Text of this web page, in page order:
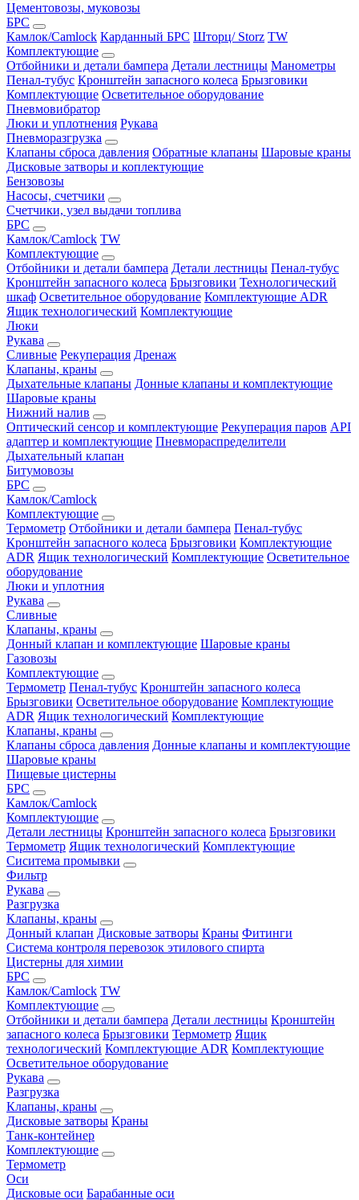
Цементовозы, муковозы
БРС
Камлок/Camlock Карданный БРС Шторц/ Storz TW
Комплектующие
Отбойники и детали бампера Детали лестницы Манометры
Пенал-тубус Кронштейн запасного колеса Брызговики
Комплектующие Осветительное оборудование
Пневмовибратор
Люки и уплотнения Рукава
Пневморазгрузка
Клапаны сброса давления Обратные клапаны Шаровые краны
Дисковые затворы и коплектующие
Бензовозы
Насосы, счетчики
Счетчики, узел выдачи топлива
БРС
Камлок/Camlock TW
Комплектующие
Отбойники и детали бампера Детали лестницы Пенал-тубус
Кронштейн запасного колеса Брызговики Технологический
шкаф Осветительное оборудование Комплектующие ADR
Ящик технологический Комплектующие
Люки
Рукава
Сливные Рекуперация Дренаж
Клапаны, краны
Дыхательные клапаны Донные клапаны и комплектующие
Шаровые краны
Нижний налив
Оптический сенсор и комплектующие Рекуперация паров API
адаптер и комплектующие Пневмораспределители
Дыхательный клапан
Битумовозы
БРС
Камлок/Camlock
Комплектующие
Термометр Отбойники и детали бампера Пенал-тубус
Кронштейн запасного колеса Брызговики Комплектующие
ADR Ящик технологический Комплектующие Осветительное
оборудование
Люки и уплотния
Рукава
Сливные
Клапаны, краны
Донный клапан и комплектующие Шаровые краны
Газовозы
Комплектующие
Термометр Пенал-тубус Кронштейн запасного колеса
Брызговики Осветительное оборудование Комплектующие
ADR Ящик технологический Комплектующие
Клапаны, краны
Клапаны сброса давления Донные клапаны и комплектующие
Шаровые краны
Пищевые цистерны
БРС
Камлок/Camlock
Комплектующие
Детали лестницы Кронштейн запасного колеса Брызговики
Термометр Ящик технологический Комплектующие
Сиситема промывки
Фильтр
Рукава
Разгрузка
Клапаны, краны
Донный клапан Дисковые затворы Краны Фитинги
Система контроля перевозок этилового спирта
Цистерны для химии
БРС
Камлок/Camlock TW
Комплектующие
Отбойники и детали бампера Детали лестницы Кронштейн
запасного колеса Брызговики Термометр Ящик
технологический Комплектующие ADR Комплектующие
Осветительное оборудование
Рукава
Разгрузка
Клапаны, краны
Дисковые затворы Краны
Танк-контейнер
Комплектующие
Термометр
Оси
Дисковые оси Барабанные оси